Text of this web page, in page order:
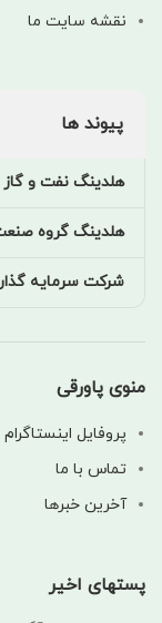
نقشه سایت ما
پیوند ها
هلدینگ نفت و
هلدینگ گروه
شرکت سرمایه
منوی پاورقی
پروفایل اینستاگرام
تماس با ما
آخرین خبرها
پستهای اخیر